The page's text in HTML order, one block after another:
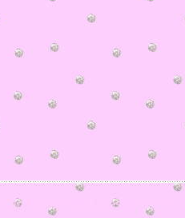
© ilonka.ru 2006 | design by V